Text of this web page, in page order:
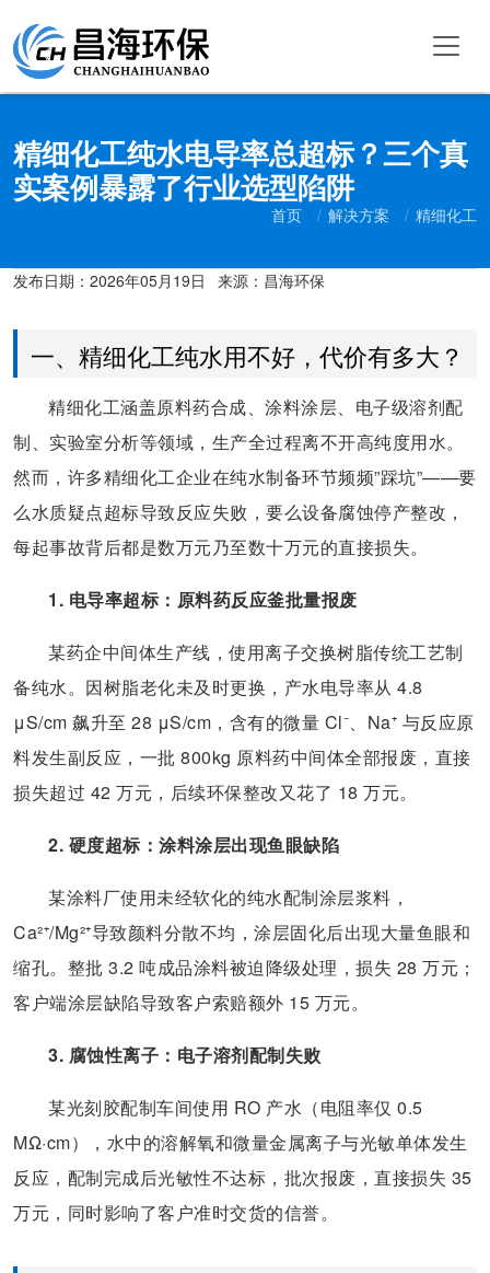
精细化工纯水电导率总超标？三个真
实案例暴露了行业选型陷阱
首页 解决方案 精细化工
发布日期： 2026年05月19日 来源：昌海环保
一、精细化工纯水用不好，代价有多大？
精细化工涵盖原料药合成、涂料涂层、电子级溶剂配
制、实验室分析等领域，生产全过程离不开高纯度用水。
然而，许多精细化工企业在纯水制备环节频频”踩坑”——要
么水质疑点超标导致反应失败，要么设备腐蚀停产整改，
每起事故背后都是数万元乃至数十万元的直接损失。
1. 电导率超标：原料药反应釜批量报废
某药企中间体生产线，使用离子交换树脂传统工艺制
备纯水。因树脂老化未及时更换，产水电导率从 4.8
μS/cm 飙升至 28 μS/cm，含有的微量 Cl⁻、Na⁺ 与反应原
料发生副反应，一批 800kg 原料药中间体全部报废，直接
损失超过 42 万元，后续环保整改又花了 18 万元。
2. 硬度超标：涂料涂层出现鱼眼缺陷
某涂料厂使用未经软化的纯水配制涂层浆料，
Ca²⁺/Mg²⁺导致颜料分散不均，涂层固化后出现大量鱼眼和
缩孔。整批 3.2 吨成品涂料被迫降级处理，损失 28 万元；
客户端涂层缺陷导致客户索赔额外 15 万元。
3. 腐蚀性离子：电子溶剂配制失败
某光刻胶配制车间使用 RO 产水（电阻率仅 0.5
MΩ·cm），水中的溶解氧和微量金属离子与光敏单体发生
反应，配制完成后光敏性不达标，批次报废，直接损失 35
万元，同时影响了客户准时交货的信誉。